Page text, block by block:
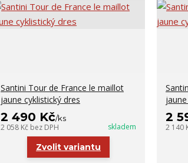
Santini Tour de France le maillot
jaune cyklistický dres
2 490 Kč/ks
2 058 Kč bez DPH skladem
Zvolit variantu
2
2 140